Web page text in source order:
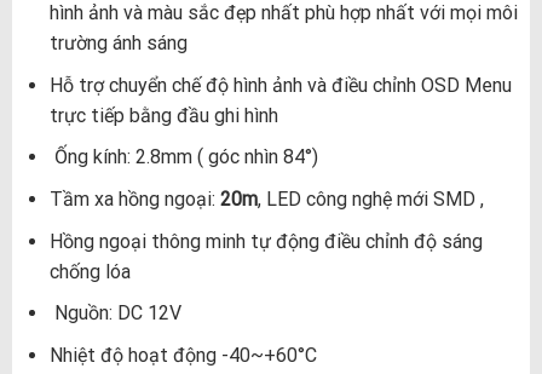
hình ảnh và màu sắc đẹp nhất phù hợp nhất với mọi môi
trường ánh sáng
Hỗ trợ chuyển chế độ hình ảnh và điều chỉnh OSD Menu
trực tiếp bằng đầu ghi hình
Ống kính: 2.8mm ( góc nhìn 84°)
Tầm xa hồng ngoại: 20m, LED công nghệ mới SMD ,
Hồng ngoại thông minh tự động điều chỉnh độ sáng
chống lóa
Nguồn: DC 12V
Nhiệt độ hoạt động -40~+60°C